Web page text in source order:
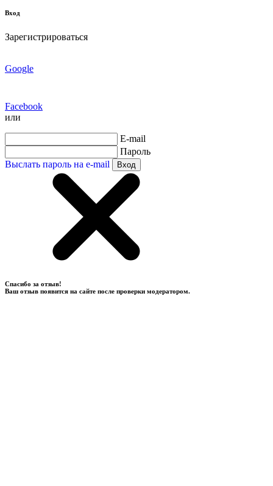
Вход
Зарегистрироваться
Google
Facebook
или
E-mail
Пароль
Выслать пароль на e-mail
Вход
Спасибо за отзыв!
Ваш отзыв появится на сайте после проверки модератором.